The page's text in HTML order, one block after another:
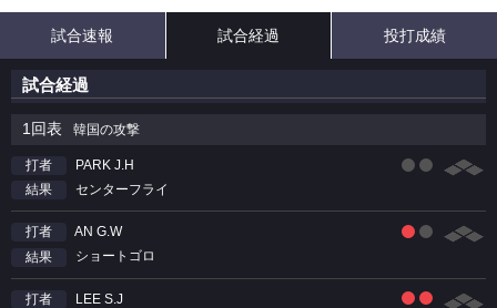
試合速報 試合経過 投打成績
試合経過
1回表 韓国の攻撃
打者
PARK J.H
結果
センターフライ
打者
AN G.W
結果
ショートゴロ
打者
LEE S.J